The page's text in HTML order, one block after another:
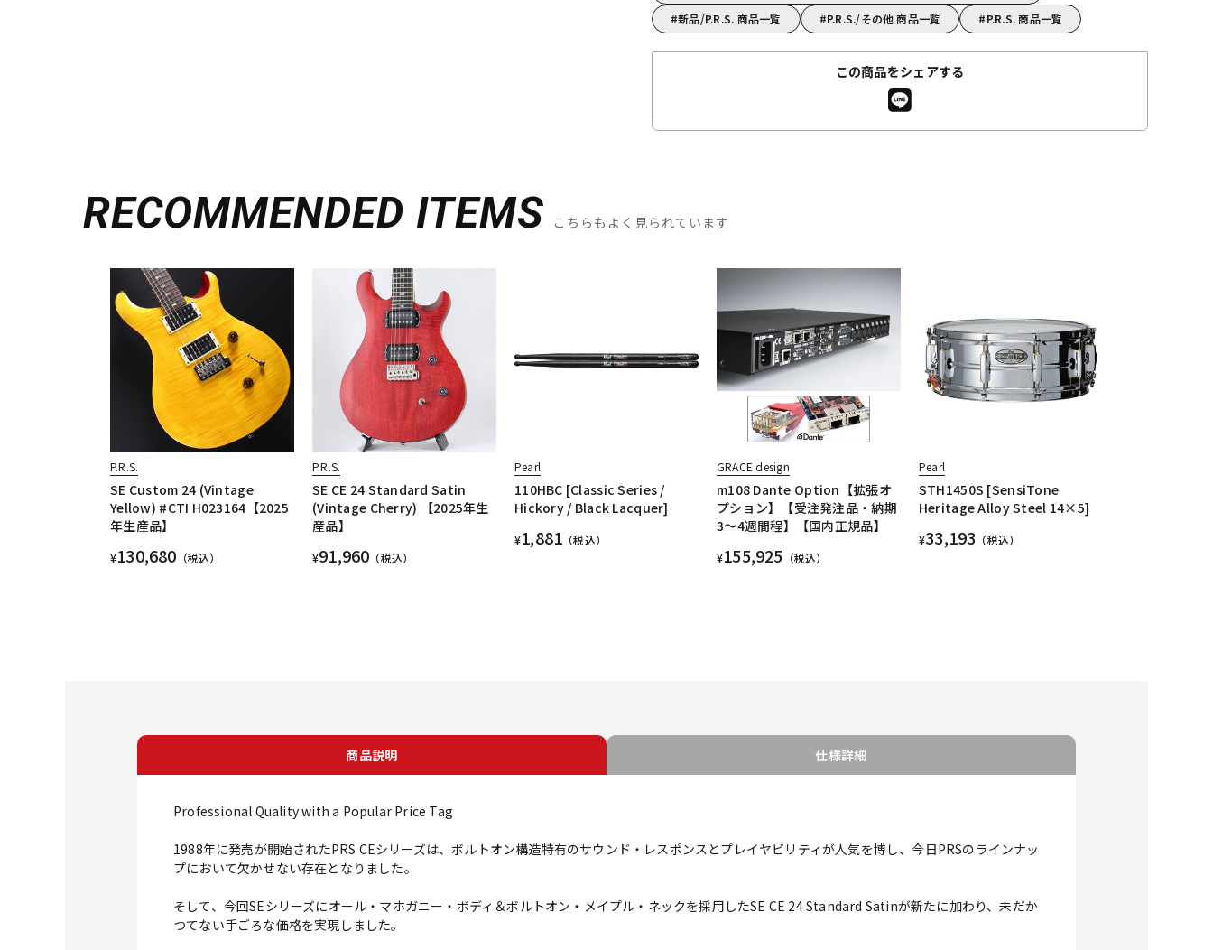
新品/P.R.S. 商品一覧
P.R.S./その他 商品一覧 P.R.S. 商品一覧
この商品をシェアする
RECOMMENDED ITEMS こちらもよく見られています
P.R.S.
SE Custom 24 (Vintage
Yellow) #CTI H023164【2025
年生産品】
¥130,680 （税込）
P.R.S.
SE CE 24 Standard Satin
(Vintage Cherry) 【2025年生
産品】
¥91,960 （税込）
Pearl
110HBC [Classic Series /
Hickory / Black Lacquer]
¥1,881 （税込）
GRACE design
m108 Dante Option【拡張オ
プション】【受注発注品・納期
3～4週間程】【国内正規品】
¥155,925 （税込）
Pearl
STH1450S [SensiTone
Heritage Alloy Steel 14×5]
¥33,193 （税込）
商品説明 仕様詳細
Professional Quality with a Popular Price Tag
1988年に発売が開始されたPRS CEシリーズは、ボルトオン構造特有のサウンド・レスポンスとプレイヤビリティが人気を博し、今日PRSのラインナッ
プにおいて欠かせない存在となりました。
そして、今回SEシリーズにオール・マホガニー・ボディ＆ボルトオン・メイプル・ネックを採用したSE CE 24 Standard Satinが新たに加わり、未だか
つてない手ごろな価格を実現しました。